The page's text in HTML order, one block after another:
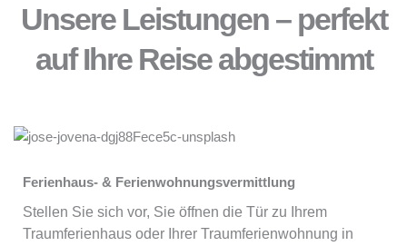
Unsere Leistungen – perfekt
auf Ihre Reise abgestimmt
Ferienhaus- & Ferienwohnungsvermittlung
Stellen Sie sich vor, Sie öffnen die Tür zu Ihrem
Traumferienhaus oder Ihrer Traumferienwohnung in